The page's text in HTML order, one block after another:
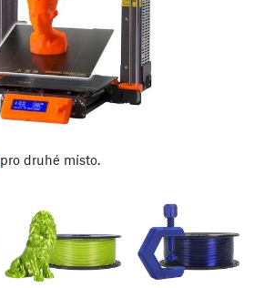
pro druhé místo.